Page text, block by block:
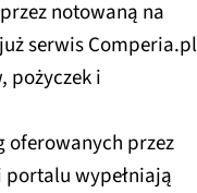
notowaną na
serwis Comperia.pl
pożyczek i
oferowanych przez
wypełniają